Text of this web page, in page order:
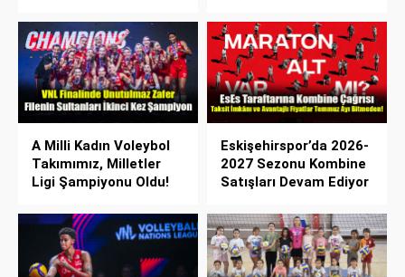
A Milli Kadın Voleybol
Takımımız, Milletler
Ligi Şampiyonu Oldu!
Eskişehirspor’da 2026-
2027 Sezonu Kombine
Satışları Devam Ediyor